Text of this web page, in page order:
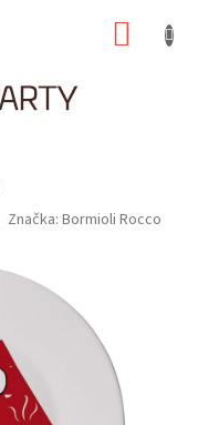
Značka: Bormioli Rocco